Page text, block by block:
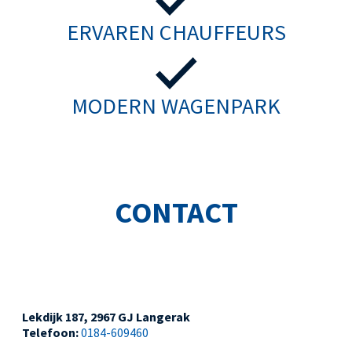
ERVAREN CHAUFFEURS
MODERN WAGENPARK
CONTACT
Lekdijk 187, 2967 GJ Langerak
Telefoon:0184-609460